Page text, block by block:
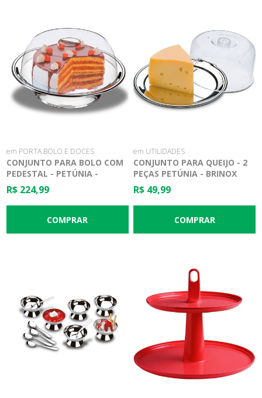
em PORTA BOLO E DOCES
CONJUNTO PARA BOLO COM
PEDESTAL - PETÚNIA -
BRINOX
R$ 224,99
em UTILIDADES
CONJUNTO PARA QUEIJO - 2
PEÇAS PETÚNIA - BRINOX
R$ 49,99